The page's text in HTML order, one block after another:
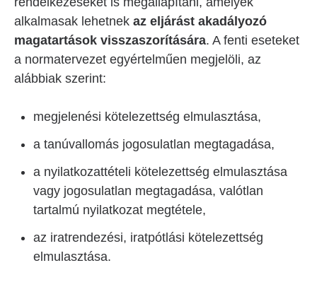
alkalmasak lehetnek az eljárást akadályozó
magatartások visszaszorítására. A fenti eseteket
a normatervezet egyértelműen megjelöli, az
alábbiak szerint:
megjelenési kötelezettség elmulasztása,
a tanúvallomás jogosulatlan megtagadása,
a nyilatkozattételi kötelezettség elmulasztása
vagy jogosulatlan megtagadása, valótlan
tartalmú nyilatkozat megtétele,
az iratrendezési, iratpótlási kötelezettség
elmulasztása.